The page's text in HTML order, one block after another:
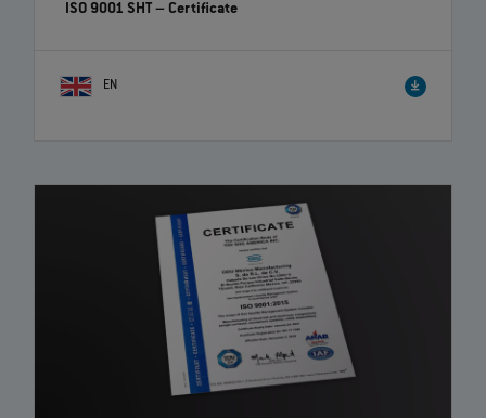
ISO 9001 SHT – Certificate
EN